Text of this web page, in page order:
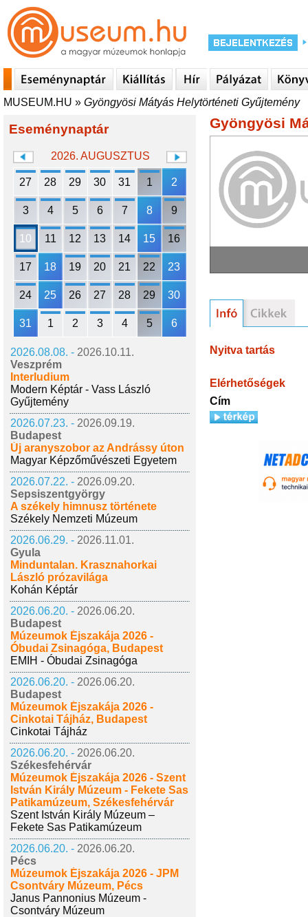
MUSEUM.HU » Gyöngyösi Mátyás Helytörténeti Gyűjtemény
Eseménynaptár
2026. AUGUSZTUS
27 28 29 30 31 1 2
3 4 5 6 7 8 9
10 11 12 13 14 15 16
17 18 19 20 21 22 23
24 25 26 27 28 29 30
31 1 2 3 4 5 6
2026.08.08. - 2026.10.11.
Veszprém
Interludium
Modern Képtár - Vass László
Gyűjtemény
2026.07.23. - 2026.09.19.
Budapest
Új aranyszobor az Andrássy úton
Magyar Képzőművészeti Egyetem
2026.07.22. - 2026.09.20.
Sepsiszentgyörgy
A székely himnusz története
Székely Nemzeti Múzeum
2026.06.29. - 2026.11.01.
Gyula
Minduntalan. Krasznahorkai
László prózavilága
Kohán Képtár
2026.06.20. - 2026.06.20.
Budapest
Múzeumok Éjszakája 2026 -
Óbudai Zsinagóga, Budapest
EMIH - Óbudai Zsinagóga
2026.06.20. - 2026.06.20.
Budapest
Múzeumok Éjszakája 2026 -
Cinkotai Tájház, Budapest
Cinkotai Tájház
2026.06.20. - 2026.06.20.
Székesfehérvár
Múzeumok Éjszakája 2026 - Szent
István Király Múzeum - Fekete Sas
Patikamúzeum, Székesfehérvár
Szent István Király Múzeum –
Fekete Sas Patikamúzeum
2026.06.20. - 2026.06.20.
Pécs
Múzeumok Éjszakája 2026 - JPM
Csontváry Múzeum, Pécs
Janus Pannonius Múzeum -
Csontváry Múzeum
Gyöngyösi
Nyitva tartás
Elérhetőségek
Cím